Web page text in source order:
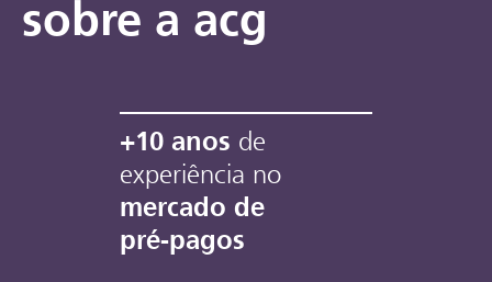
sobre a acg
+10 anos de
experiência no
mercado de
pré-pagos